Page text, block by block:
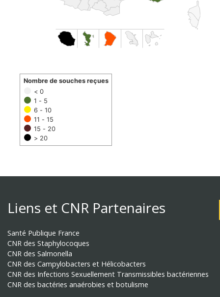
< 0
1 - 5
6 - 10
11 - 15
15 - 20
> 20
Nombre de souches reçues
Liens et CNR Partenaires
Santé Publique France
CNR des Staphylocoques
CNR des Salmonella
CNR des Campylobacters et Hélicobacters
CNR des Infections Sexuellement Transmissibles bactériennes
CNR des bactéries anaérobies et botulisme